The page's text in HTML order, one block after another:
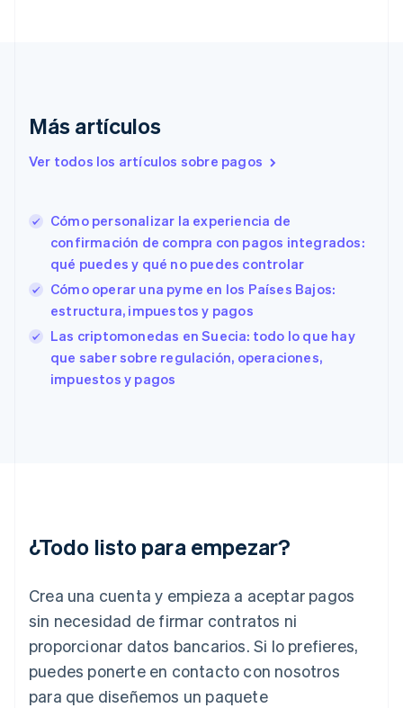
Más artículos
Ver todos los artículos sobre pagos
Cómo personalizar la experiencia de
confirmación de compra con pagos integrados:
qué puedes y qué no puedes controlar
Cómo operar una pyme en los Países Bajos:
estructura, impuestos y pagos
Las criptomonedas en Suecia: todo lo que hay
que saber sobre regulación, operaciones,
impuestos y pagos
¿Todo listo para empezar?
Crea una cuenta y empieza a aceptar pagos
sin necesidad de firmar contratos ni
proporcionar datos bancarios. Si lo prefieres,
puedes ponerte en contacto con nosotros
para que diseñemos un paquete
Eslovaquia
Eslovenia
EspañolEnglish
Estados Unidos
English Español 简体中文
English
Finlandia
EnglishSvenska
Francia
Français
Gibraltar
English
Italiano English
日本語English
Letonia
English
Liechtenstein
Deutsch English